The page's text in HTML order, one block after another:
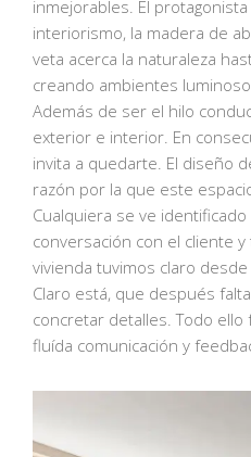
inmejorables. El
interiorismo, la madera de
veta acerca la naturaleza
creando ambientes
Además de ser el hilo
exterior e interior. En
invita a quedarte. El diseño
razón por la que este
Cualquiera se ve
conversación con el cliente
vivienda tuvimos claro
Claro está, que después
concretar detalles. Todo ello
fluída comunicación y